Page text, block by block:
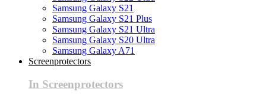
Samsung Galaxy S21
Samsung Galaxy S21 Plus
Samsung Galaxy S21 Ultra
Samsung Galaxy S20 Ultra
Samsung Galaxy A71
Screenprotectors
In Screenprotectors